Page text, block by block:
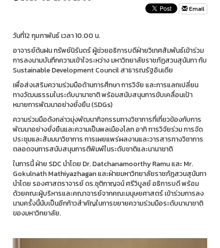
Email
วันที่12 กุมภาพันธ์ เวลา 10.00 น.
อาจารย์ต้นฝน ทรัพย์นิรันดร์ ผู้ช่วยอธิการบดีฝ่ายวิเทศสัมพันธ์เข้าร่วม
การลงนามบันทึกความเข้าใจระหว่าง มหาวิทยาลัยราชภัฏสวนสุนันทา กับ
Sustainable Development Council สาธารณรัฐอินเดีย
เพื่อส่งเสริมความร่วมมือด้านการศึกษา การวิจัย และการแลกเปลี่ยน
ทางวัฒนธรรมในระดับนานาชาติ พร้อมสนับสนุนการขับเคลื่อนเป้า
หมายการพัฒนาอย่างยั่งยืน (SDGs)
ความร่วมมือดังกล่าวมุ่งพัฒนากิจกรรมทางวิชาการที่เกี่ยวข้องกับการ
พัฒนาอย่างยั่งยืนและความเป็นพลเมืองโลก อาทิ การวิจัยร่วม การจัด
ประชุมและสัมมนาวิชาการ การเผยแพร่ผลงานและวารสารทางวิชาการ
ตลอดจนการสนับสนุนการตีพิมพ์ในระดับชาติและนานาชาติ
ในการนี้ ฝ่าย SDC นำโดย Dr. Datchanamoorthy Ramu และ Mr.
Gokulnath Mathiyazhagan และฝ่ายมหาวิทยาลัยราชภัฏสวนสุนันทา
นำโดย รองศาสตราจารย์ ดร.ชุติกาญจน์ ศรีวิบูลย์ อธิการบดี พร้อม
ด้วยคณะผู้บริหารและคณาจารย์จากคณะมนุษยศาสตร์ เข้าร่วมการลง
นามครั้งนี้นับเป็นอีกก้าวสำคัญในการขยายความร่วมมือระดับนานาชาติ
ของมหาวิทยาลัย.